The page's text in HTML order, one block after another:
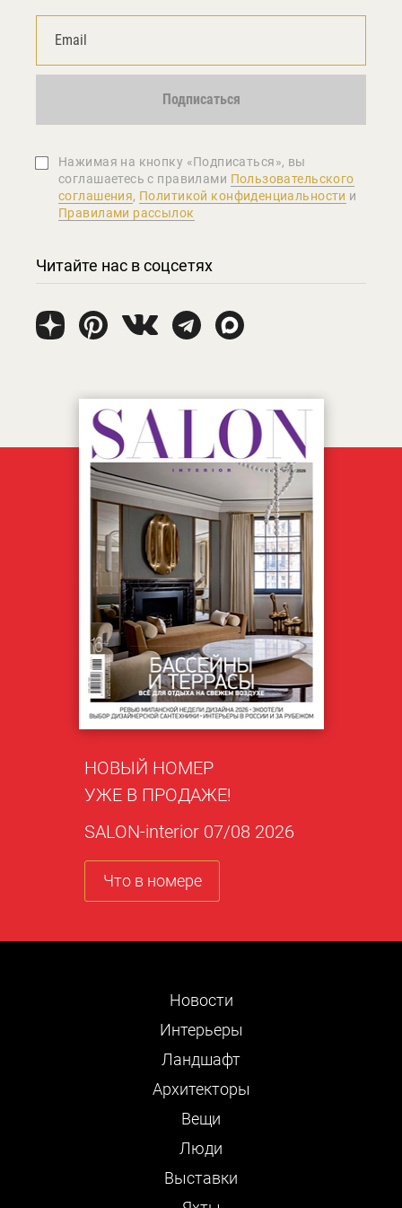
Подписаться
Нажимая на кнопку «Подписаться», вы
соглашаетеcь с правилами Пользовательского
соглашения, Политикой конфиденциальности и
Правилами рассылок
Читайте нас в соцсетях
НОВЫЙ НОМЕР
УЖЕ В ПРОДАЖЕ!
SALON-interior 07/08 2026
Что в номере
Новости
Интерьеры
Ландшафт
Архитекторы
Вещи
Люди
Выставки